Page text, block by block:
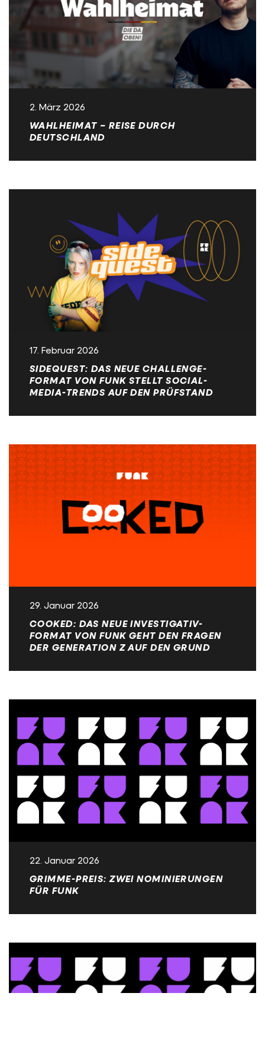
2. März 2026
WAHLHEIMAT – REISE DURCH
DEUTSCHLAND
17. Februar 2026
SIDEQUEST: DAS NEUE CHALLENGE-
FORMAT VON FUNK STELLT SOCIAL-
MEDIA-TRENDS AUF DEN PRÜFSTAND
29. Januar 2026
COOKED: DAS NEUE INVESTIGATIV-
FORMAT VON FUNK GEHT DEN FRAGEN
DER GENERATION Z AUF DEN GRUND
22. Januar 2026
GRIMME-PREIS: ZWEI NOMINIERUNGEN
FÜR FUNK